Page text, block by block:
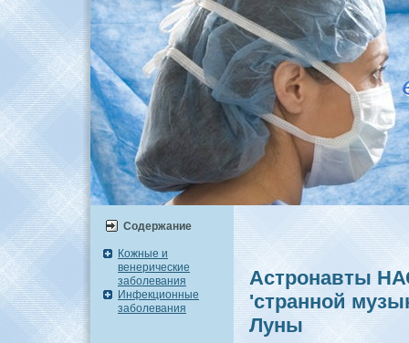
Содержание
Кожные и
венерические
заболевания
Инфекционные
заболевания
Астронавты
'странной
Луны